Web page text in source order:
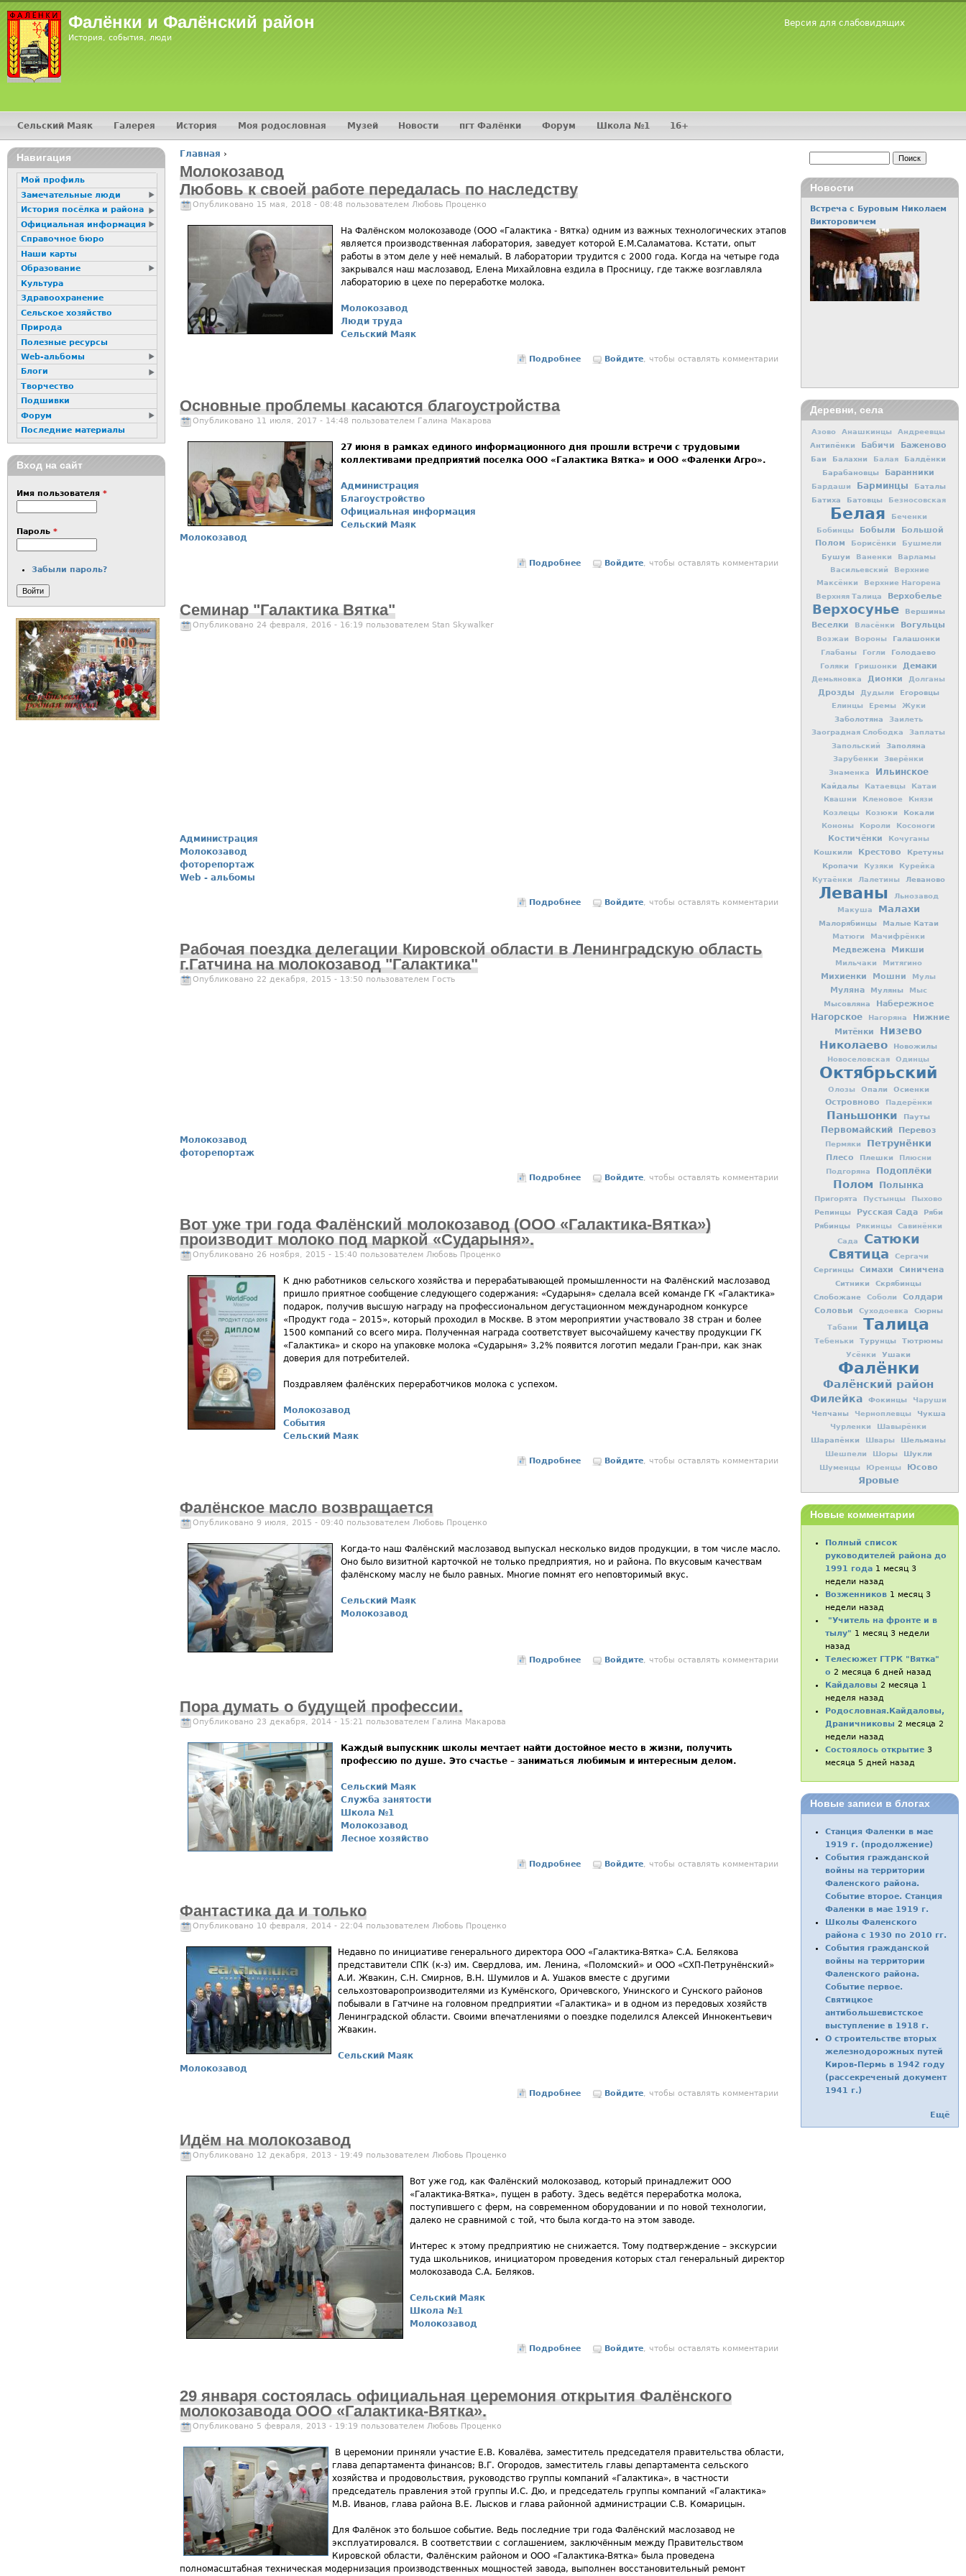
Фалёнки и Фалёнский район
История, события, люди
Версия для слабовидящих
Вы здесь
Главная ›
Молокозавод
Любовь к своей работе передалась по наследству
Опубликовано 15 мая, 2018 - 08:48 пользователем Любовь Проценко
На Фалёнском молокозаводе (ООО «Галактика - Вятка) одним из важных технологических этапов
является производственная лаборатория, заведует которой Е.М.Саламатова. Кстати, опыт
работы в этом деле у неё немалый. В лаборатории трудится с 2000 года. Когда на четыре года
закрывался наш маслозавод, Елена Михайловна ездила в Просницу, где также возглавляла
лабораторию в цехе по переработке молока.
Молокозавод
Люди труда
Сельский Маяк
Подробнее о Любовь к своей работе передалась по наследству
Войдите, чтобы оставлять комментарии
Основные проблемы касаются благоустройства
Опубликовано 11 июля, 2017 - 14:48 пользователем Галина Макарова
27 июня в рамках единого информационного дня прошли встречи с трудовыми
коллективами предприятий поселка ООО «Галактика Вятка» и ООО «Фаленки Агро».
Администрация
Благоустройство
Официальная информация
Сельский Маяк
Молокозавод
Подробнее о Основные проблемы касаются благоустройства
Войдите , чтобы оставлять комментарии
Семинар "Галактика Вятка"
Опубликовано 24 февраля, 2016 - 16:19 пользователем Stan Skywalker
Администрация
Молокозавод
фоторепортаж
Web - альбомы
Подробнее о Семинар "Галактика Вятка"
Войдите, чтобы оставлять комментарии
Рабочая поездка делегации Кировской области в Ленинградскую область
г.Гатчина на молокозавод "Галактика"
Опубликовано 22 декабря, 2015 - 13:50 пользователем Гость
Молокозавод
фоторепортаж
Подробнее
о Рабочая поездка делегации Кировской области в Ленинградскую область
Войдите, чтобы оставлять комментарии
Вот уже три года Фалёнский молокозавод (ООО «Галактика-Вятка»)
производит молоко под маркой «Сударыня».
Опубликовано 26 ноября, 2015 - 15:40 пользователем Любовь Проценко
К дню работников сельского хозяйства и перерабатывающей промышленности на Фалёнский маслозавод
пришло приятное сообщение следующего содержания: «Сударыня» сделала всей команде ГК «Галактика»
подарок, получив высшую награду на профессиональном дегустационном международном конкурсе
«Продукт года – 2015», который проходил в Москве. В этом мероприятии участвовало 38 стран и более
1500 компаний со всего мира. Полученная награда соответствует высочайшему качеству продукции ГК
«Галактика» и скоро на упаковке молока «Сударыня» 3,2% появится логотип медали Гран-при, как знак
доверия для потребителей.
Поздравляем фалёнских переработчиков молока с успехом.
Молокозавод
События
Сельский Маяк
Подробнее
о Вот уже три года Фалёнский молокозавод (ООО «Галактика-Вятка») производит
молоко под маркой «Сударыня».
Войдите, чтобы оставлять комментарии
Фалёнское масло возвращается
Опубликовано 9 июля, 2015 - 09:40 пользователем Любовь Проценко
Когда-то наш Фалёнский маслозавод выпускал несколько видов продукции, в том числе масло.
Оно было визитной карточкой не только предприятия, но и района. По вкусовым качествам
фалёнскому маслу не было равных. Многие помнят его неповторимый вкус.
Сельский Маяк
Молокозавод
Подробнее о Фалёнское масло возвращается
Войдите, чтобы оставлять комментарии
Пора думать о будущей профессии.
Опубликовано 23 декабря, 2014 - 15:21 пользователем Галина Макарова
Каждый выпускник школы мечтает найти достойное место в жизни, получить
профессию по душе. Это счастье – заниматься любимым и интересным делом.
Сельский Маяк
Служба занятости
Школа №1
Молокозавод
Лесное хозяйство
Подробнее о Пора думать о будущей профессии.
Войдите, чтобы оставлять комментарии
Фантастика да и только
Опубликовано 10 февраля, 2014 - 22:04 пользователем Любовь Проценко
Недавно по инициативе генерального директора ООО «Галактика-Вятка» С.А. Белякова
представители СПК (к-з) им. Свердлова, им. Ленина, «Поломский» и ООО «СХП-Петрунёнский»
А.И. Жвакин, С.Н. Смирнов, В.Н. Шумилов и А. Ушаков вместе с другими
сельхозтоваропроизводителями из Кумёнского, Оричевского, Унинского и Сунского районов
побывали в Гатчине на головном предприятии «Галактика» и в одном из передовых хозяйств
Ленинградской области. Своими впечатлениями о поездке поделился Алексей Иннокентьевич
Жвакин.
Сельский Маяк
Молокозавод
Подробнее о Фантастика да и только
Войдите, чтобы оставлять комментарии
Идём на молокозавод
Опубликовано 12 декабря, 2013 - 19:49 пользователем Любовь Проценко
Вот уже год, как Фалёнский молокозавод, который принадлежит ООО
«Галактика-Вятка», пущен в работу. Здесь ведётся переработка молока,
поступившего с ферм, на современном оборудовании и по новой технологии,
далеко не сравнимой с той, что была когда-то на этом заводе.
Интерес к этому предприятию не снижается. Тому подтверждение – экскурсии
туда школьников, инициатором проведения которых стал генеральный директор
молокозавода С.А. Беляков.
Сельский Маяк
Школа №1
Молокозавод
Подробнее о Идём на молокозавод
Войдите, чтобы оставлять комментарии
29 января состоялась официальная церемония открытия Фалёнского
молокозавода ООО «Галактика-Вятка».
Опубликовано 5 февраля, 2013 - 19:19 пользователем Любовь Проценко
В церемонии приняли участие Е.В. Ковалёва, заместитель председателя правительства области,
глава департамента финансов; В.Г. Огородов, заместитель главы департамента сельского
хозяйства и продовольствия, руководство группы компаний «Галактика», в частности
председатель правления этой группы И.С. Дю, и председатель группы компаний «Галактика»
М.В. Иванов, глава района В.Е. Лысков и глава районной администрации С.В. Комарицын.
Для Фалёнок это большое событие. Ведь последние три года Фалёнский маслозавод не
эксплуатировался. В соответствии с соглашением, заключённым между Правительством
Кировской области, Фалёнским районом и ООО «Галактика-Вятка» была проведена
полномасштабная техническая модернизация производственных мощностей завода, выполнен восстановительный ремонт
Главное меню
Сельский Маяк Галерея История Моя родословная Музей Новости пгт Фалёнки Форум Школа №1 16+
Навигация
Мой профиль
Замечательные люди
История посёлка и района
Официальная информация
Справочное бюро
Наши карты
Образование
Культура
Здравоохранение
Сельское хозяйство
Природа
Полезные ресурсы
Web-альбомы
Блоги
Творчество
Подшивки
Форум
Последние материалы
Вход на сайт
Имя пользователя *
Пароль *
Забыли пароль?
Новости
Встреча с Буровым Николаем
Викторовичем
Деревни, села
Азово Анашкинцы Андреевцы
Антипёнки Бабичи Баженово
Баи Балахни Балая
Балдёнки
Барабановцы
Баранники
Бардаши Барминцы
Баталы
Батиха
Батовцы Безносовская
Белая
Беченки
Бобинцы
Бобыли
Большой
Полом
Борисёнки Бушмели
Бушуи Ваненки
Варламы
Васильевский
Верхние
Максёнки
Верхние Нагорена
Верхняя Талица
Верхобелье
Верхосунье Вершины
Веселки Власёнки Вогульцы
Возжаи Вороны Галашонки
Глабаны Гогли Голодаево
Голяки Гришонки Демаки
Демьяновка Дионки Долганы
Дрозды Дудыли Егоровцы
Елинцы Еремы Жуки
Заболотяна
Заилеть
Заоградная Слободка
Заплаты
Запольский
Заполяна
Зарубенки
Зверёнки
Знаменка
Ильинское
Кайдалы Катаевцы
Катаи
Квашни
Кленовое
Князи
Козлецы
Козюки Кокали
Кононы Короли Косоноги
Костичёнки Кочуганы
Кошкили Крестово
Кретуны
Кропачи
Кузяки
Курейка
Кутаёнки
Лалетины Леваново
Леваны
Льнозавод
Макуша
Малахи
Малорябинцы Малые Катаи
Матюги Мачифрёнки
Медвежена Микши
Мильчаки Митягино
Михиенки Мошни Мулы
Муляна Муляны Мыс
Мысовляна Набережное
Нагорское Нагоряна
Нижние
Митёнки
Низево
Николаево Новожилы
Новоселовская Одинцы
Октябрьский
Олозы Опали Осиенки
Островново Падерёнки
Паньшонки Пауты
Первомайский Перевоз
Пермяки Петрунёнки
Плесо Плешки
Плюсни
Подгоряна
Подоплёки
Полом Полынка
Пригорята Пустынцы Пыхово
Репинцы Русская Сада
Ряби
Рябинцы
Рякинцы
Савинёнки
Сада
Сатюки
Святица
Сергачи
Сергинцы Симахи Синичена
Ситники
Скрябинцы
Слобожане
Соболи
Солдари
Соловьи
Суходоевка Сюрны
Табани Талица
Тебеньки Турунцы Тютрюмы
Усёнки Ушаки
Фалёнки
Фалёнский район
Филейка Фокинцы Чаруши
Чепчаны Черноплевцы Чукша
Чурленки Шавырёнки
Шарапёнки Швары Шельманы
Шешпели Шоры Шукли
Шуменцы Юренцы Юсово
Яровые
Новые комментарии
Полный список
руководителей района до
1991 года 1 месяц 3
недели назад
Возженников 1 месяц 3
недели назад
"Учитель на фронте и в
тылу" 1 месяц 3 недели
назад
Телесюжет ГТРК "Вятка"
о 2 месяца 6 дней назад
Кайдаловы 2 месяца 1
неделя назад
Родословная.Кайдаловы,
Драничниковы 2 месяца 2
недели назад
Состоялось открытие 3
месяца 5 дней назад
Новые записи в блогах
Станция Фаленки в мае
1919 г. (продолжение)
События гражданской
войны на территории
Фаленского района.
Событие второе. Станция
Фаленки в мае 1919 г.
Школы Фаленского
района с 1930 по 2010 гг.
События гражданской
войны на территории
Фаленского района.
Событие первое.
Святицкое
антибольшевистское
выступление в 1918 г.
О строительстве вторых
железнодорожных путей
Киров-Пермь в 1942 году
(рассекреченый документ
1941 г.)
Ещё